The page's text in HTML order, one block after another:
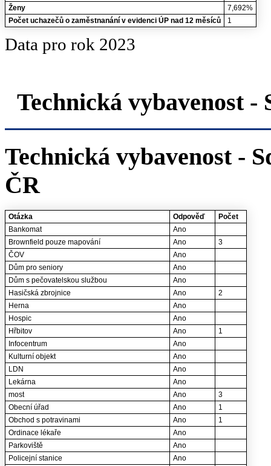
Ženy
7,692%
Počet uchazečů o zaměstnanání v evidenci ÚP nad 12 měsíců
1
Data pro rok 2023
Technická vybavenost -
Technická vybavenost -
ČR
Otázka Odpověď
Počet
Bankomat
Ano
Brownfield pouze mapování
Ano
3
ČOV
Ano
Dům pro seniory
Ano
Dům s pečovatelskou službou
Ano
Hasičská zbrojnice
Ano
2
Herna
Ano
Hospic
Ano
Hřbitov
Ano
1
Infocentrum
Ano
Kulturní objekt
Ano
LDN
Ano
Lekárna
Ano
most
Ano
3
Obecní úřad
Ano
1
Obchod s potravinami
Ano
1
Ordinace lékaře
Ano
Parkoviště
Ano
Policejní stanice
Ano